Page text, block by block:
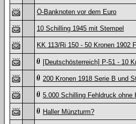
Ö-Banknoten vor dem Euro
10 Schilling 1945 mit Stempel
KK 113/Ri 150 - 50 Kronen 1902
[Deutschösterreich] P-51 - 10
200 Kronen 1918 Serie B und
5.000 Schilling Fehldruck ohne
Haller Münzturm?